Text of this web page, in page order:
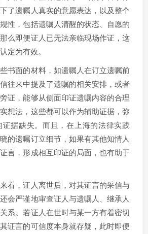
了遗嘱人真实的意愿表达，以及整个
性，包括遗嘱人清醒的状态、自愿的
么即便证人已无法亲临现场作证，这
定为有效。
面的材料，如遗嘱人在订立遗嘱前
往来中提及了遗嘱的相关安排，或者
证，能够从侧面印证遗嘱内容的合理
想法，这些都可以作为辅助证据，弥
据缺失。而且，在上海的法律实践
的遗嘱订立细节，如果有其他知情人
言，形成相互印证的局面，也有助于
，证人离世后，对其证言的采信与
会严谨地审查证人与遗嘱人、继承人
系。若证人在世时与某一方有着密切
证言的可信度本身就存疑，此时即便